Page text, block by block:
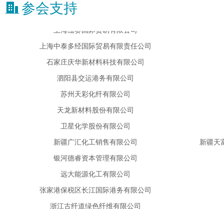
参会支持
上海中泰多经国际贸易有限责任公司
石家庄庆华新材料科技有限公司
泗阳县交运港务有限公司
苏州天彩化纤有限公司
天龙新材料股份有限公司
卫星化学股份有限公司
新疆广汇化工销售有限公司
银河德睿资本管理有限公司
远大能源化工有限公司
张家港保税区长江国际港务有限公司
浙江古纤道绿色纤维有限公司
浙江恒逸国际贸易有限公司
浙江华瑞信息资讯股份有限公司